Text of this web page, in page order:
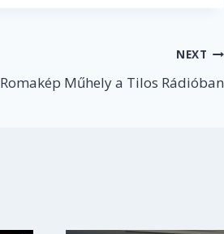
NEXT
Romakép Műhely a Tilos Rádióban